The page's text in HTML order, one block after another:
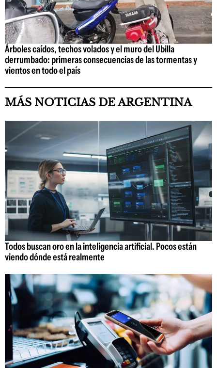
Árboles caídos, techos volados y el muro del Ubilla
derrumbado: primeras consecuencias de las tormentas y
vientos en todo el país
MÁS NOTICIAS DE ARGENTINA
Todos buscan oro en la inteligencia artificial. Pocos están
viendo dónde está realmente